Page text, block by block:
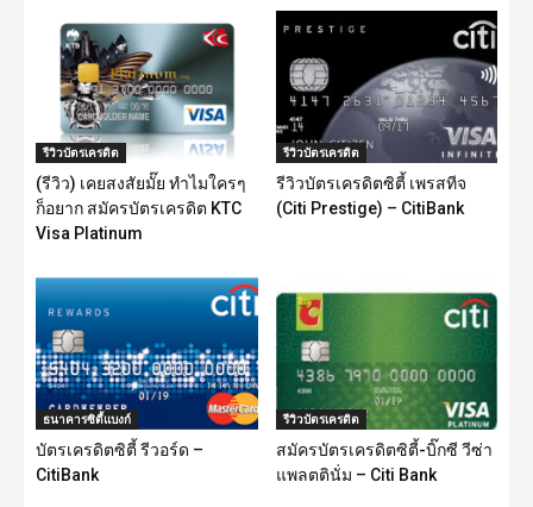
รีวิวบัตรเครดิต
(รีวิว) เคยสงสัยมั๊ย ทำไมใครๆ
ก็อยาก สมัครบัตรเครดิต KTC
Visa Platinum
รีวิวบัตรเครดิต
รีวิวบัตรเครดิตซิตี้ เพรสทีจ
(Citi Prestige) – CitiBank
ธนาคารซิตี้แบงก์
บัตรเครดิตซิตี้ รีวอร์ด –
CitiBank
รีวิวบัตรเครดิต
สมัครบัตรเครดิตซิตี้-บิ๊กซี วีซ่า
แพลตตินั่ม – Citi Bank